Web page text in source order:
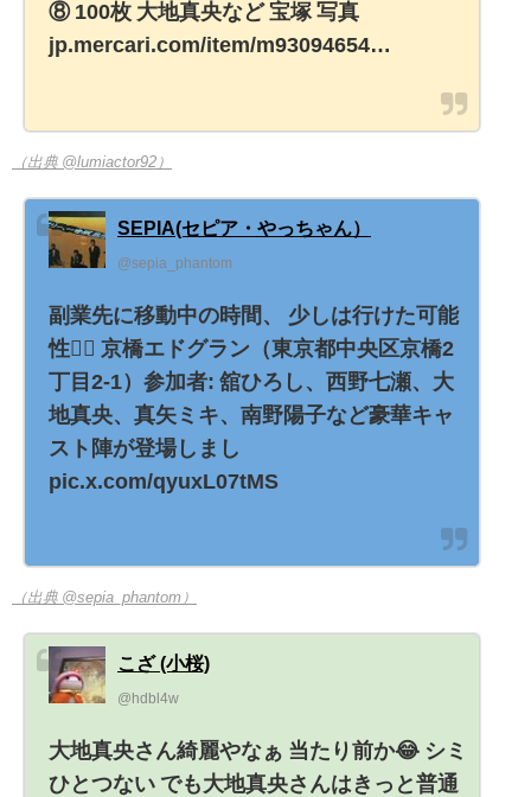
⑧ 100枚 大地真央など 宝塚 写真
jp.mercari.com/item/m93094654…
（出典 @lumiactor92）
SEPIA(セピア・やっちゃん）
@sepia_phantom
副業先に移動中の時間、 少しは行けた可能
性😮‍💨 京橋エドグラン（東京都中央区京橋2
丁目2-1）参加者: 舘ひろし、西野七瀬、大
地真央、真矢ミキ、南野陽子など豪華キャ
スト陣が登場しまし
pic.x.com/qyuxL07tMS
（出典 @sepia_phantom）
こざ (小桜)
@hdbl4w
大地真央さん綺麗やなぁ 当たり前か😂 シミ
ひとつない でも大地真央さんはきっと普通